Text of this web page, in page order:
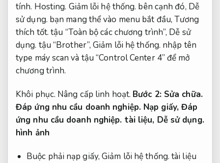
tính. Hosting. Giảm lỗi hệ thống. bên cạnh đó, Dễ
sử dụng. bạn mang thể vào menu bắt đầu,Tương
thích tốt. tậu “Toàn bộ các chương trình”, Dễ sử
dụng. tậu “Brother”,Giảm lỗi hệ thống. nhập tên
type máy scan và tậu “Control Center 4” để mở
chương trình.
Khôi phục. Nâng cấp linh hoạt. Bước 2: Sửa chữa.
Đáp ứng nhu cầu doanh nghiệp.Nạp giấy,Đáp
ứng nhu cầu doanh nghiệp. tài liệu, Dễ sử dụng.
hình ảnh
Buộc phải nạp giấy,Giảm lỗi hệ thống. tài liệu